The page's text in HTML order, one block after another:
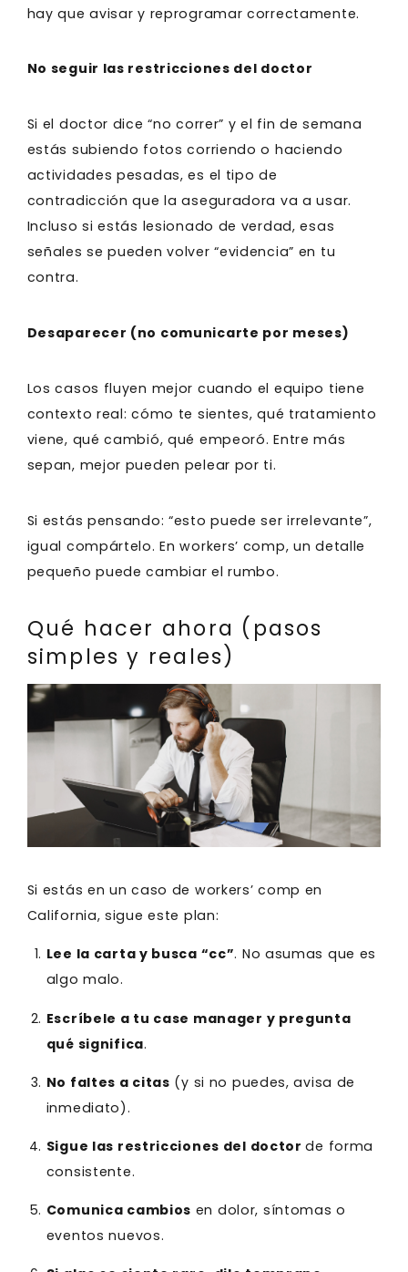
hay que avisar y reprogramar correctamente.
No seguir las restricciones del doctor
Si el doctor dice “no correr” y el fin de semana
estás subiendo fotos corriendo o haciendo
actividades pesadas, es el tipo de
contradicción que la aseguradora va a usar.
Incluso si estás lesionado de verdad, esas
señales se pueden volver “evidencia” en tu
contra.
Desaparecer (no comunicarte por meses)
Los casos fluyen mejor cuando el equipo tiene
contexto real: cómo te sientes, qué tratamiento
viene, qué cambió, qué empeoró. Entre más
sepan, mejor pueden pelear por ti.
Si estás pensando: “esto puede ser irrelevante”,
igual compártelo. En workers’ comp, un detalle
pequeño puede cambiar el rumbo.
Qué hacer ahora (pasos
simples y reales)
Si estás en un caso de workers’ comp en
California, sigue este plan:
Lee la carta y busca “cc”. No asumas que es
algo malo.
Escríbele a tu case manager y pregunta
qué significa.
No faltes a citas (y si no puedes, avisa de
inmediato).
Sigue las restricciones del doctorde forma
consistente.
Comunica cambios en dolor, síntomas o
eventos nuevos.